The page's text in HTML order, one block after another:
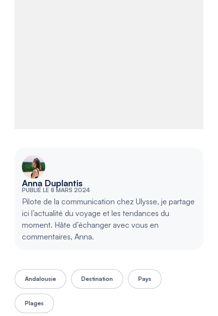
Anna Duplantis
PUBLIÉ LE 8 MARS 2024
Pilote de la communication chez Ulysse, je partage
ici l’actualité du voyage et les tendances du
moment. Hâte d’échanger avec vous en
commentaires, Anna.
Andalousie Destination Pays
Plages